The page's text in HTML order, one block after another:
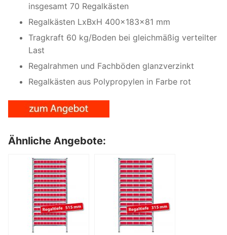
insgesamt 70 Regalkästen
Regalkästen LxBxH 400x183x81 mm
Tragkraft 60 kg/Boden bei gleichmäßig verteilter
Last
Regalrahmen und Fachböden glanzverzinkt
Regalkästen aus Polypropylen in Farbe rot
Ähnliche Angebote: